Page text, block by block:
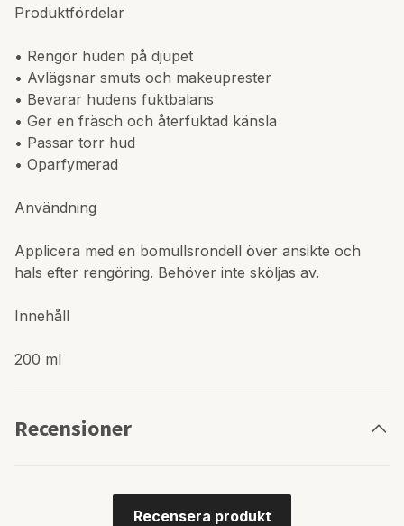
Produktfördelar
• Rengör huden på djupet
• Avlägsnar smuts och makeuprester
• Bevarar hudens fuktbalans
• Ger en fräsch och återfuktad känsla
• Passar torr hud
• Oparfymerad
Användning
Applicera med en bomullsrondell över ansikte och
hals efter rengöring. Behöver inte sköljas av.
Innehåll
200 ml
Recensioner
Recensera produkt